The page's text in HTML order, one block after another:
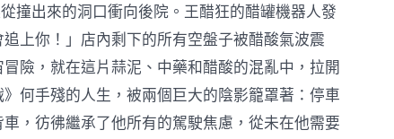
撞出來的洞口衝向後院。王醋狂的醋罐機器人發
上你！」店內剩下的所有空盤子被醋酸氣波震
險，就在這片蒜泥、中藥和醋酸的混亂中，拉開
何手殘的人生，被兩個巨大的陰影籠罩著：停車
，彷彿繼承了他所有的駕駛焦慮，從未在他需要